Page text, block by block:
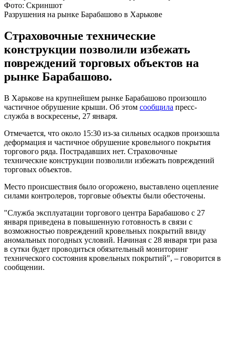
Фото: Скриншот
Разрушения на рынке Барабашово в Харькове
Страховочные технические
конструкции позволили избежать
повреждений торговых объектов на
рынке Барабашово.
В Харькове на крупнейшем рынке Барабашово произошло
частичное обрушение крыши. Об этом сообщила пресс-
служба в воскресенье, 27 января.
Отмечается, что около 15:30 из-за сильных осадков произошла
деформация и частичное обрушение кровельного покрытия
торгового ряда. Пострадавших нет. Страховочные
технические конструкции позволили избежать повреждений
торговых объектов.
Место происшествия было огорожено, выставлено оцепление
силами контролеров, торговые объекты были обесточены.
"Служба эксплуатации торгового центра Барабашово с 27
января приведена в повышенную готовность в связи с
возможностью повреждений кровельных покрытий ввиду
аномальных погодных условий. Начиная с 28 января три раза
в сутки будет проводиться обязательный мониторинг
технического состояния кровельных покрытий", – говорится в
сообщении.